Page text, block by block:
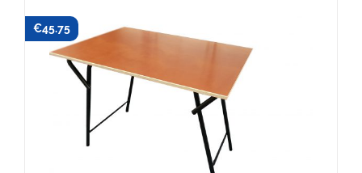
€45.75